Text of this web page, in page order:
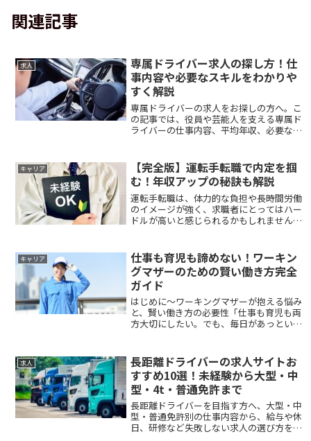
関連記事
求人
専属ドライバー求人の探し方！仕
事内容や必要なスキルをわかりや
すく解説
専属ドライバーの求人をお探しの方へ。こ
の記事では、役員や芸能人を支える専属ド
ライバーの仕事内容、平均年収、必要なス
を目指す方も必見です。
キャリア
【完全版】運転手転職で内定を掴
む！年収アップの秘訣も解説
運転手転職は、体力的な負担や長時間労働
のイメージが強く、求職者にとってはハー
ドルが高いと感じられるかもしれません。
は、運転手転職が難しいとされる理由と、
実際に内定を獲得した方々の成功事例か
ら、3つの重要なポイントを解説します。
キャリア
仕事も育児も諦めない！ワーキン
グマザーのための賢い働き方完全
ガイド
はじめに～ワーキングマザーが抱える悩み
と、賢い働き方の必要性「仕事も育児も両
方大切にしたい。でも、毎日があっという
ーなら、決して一人ではありません。朝は
子どものお弁...
求人
長距離ドライバーの求人サイトお
すすめ10選！未経験から大型・中
型・4t・普通免許まで
長距離ドライバーを目指す方へ、大型・中
型・普通免許別の仕事内容から、給与や休
日、研修など失敗しない求人の選び方を解